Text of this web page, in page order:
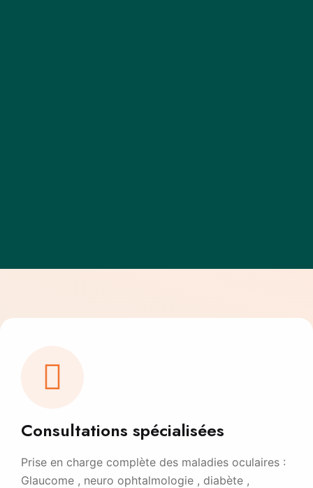
Consultations spécialisées
Prise en charge complète des maladies oculaires :
Glaucome , neuro ophtalmologie , diabète ,